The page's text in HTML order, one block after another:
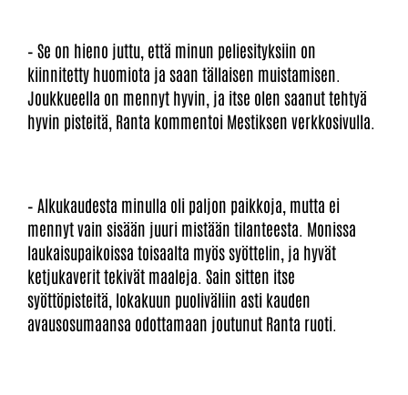
– Se on hieno juttu, että minun peliesityksiin on
kiinnitetty huomiota ja saan tällaisen muistamisen.
Joukkueella on mennyt hyvin, ja itse olen saanut tehtyä
hyvin pisteitä, Ranta kommentoi Mestiksen verkkosivulla.
– Alkukaudesta minulla oli paljon paikkoja, mutta ei
mennyt vain sisään juuri mistään tilanteesta. Monissa
laukaisupaikoissa toisaalta myös syöttelin, ja hyvät
ketjukaverit tekivät maaleja. Sain sitten itse
syöttöpisteitä, lokakuun puoliväliin asti kauden
avausosumaansa odottamaan joutunut Ranta ruoti.